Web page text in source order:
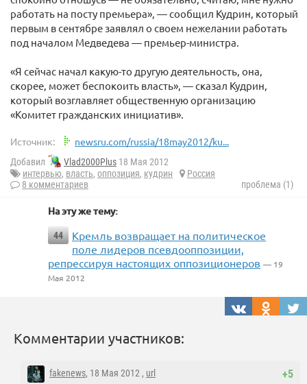
работать на посту премьера», — сообщил Кудрин, который
первым в сентябре заявлял о своем нежелании работать
под началом Медведева — премьер-министра.
«Я сейчас начал какую-то другую деятельность, она,
скорее, может беспокоить власть», — сказал Кудрин,
который возглавляет общественную организацию
«Комитет гражданских инициатив».
Источник: newsru.com/russia/18may2012/ku...
Добавил Vlad2000Plus 18 Мая 2012
интервью, власть, оппозиция, кудрин
Россия
8 комментариев
проблема (1)
На эту же тему:
44
Кремль возвращает на политическое
поле лидеров псевдооппозиции,
репрессируя настоящих оппозиционеров — 19
Мая 2012
Комментарии участников:
+5
fakenews, 18 Мая 2012 , url